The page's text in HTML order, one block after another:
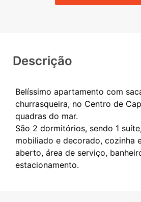
Descrição
Belíssimo apartamento com
churrasqueira, no Centro de
quadras do mar.
São 2 dormitórios, sendo 1
mobiliado e decorado, cozinha
aberto, área de serviço,